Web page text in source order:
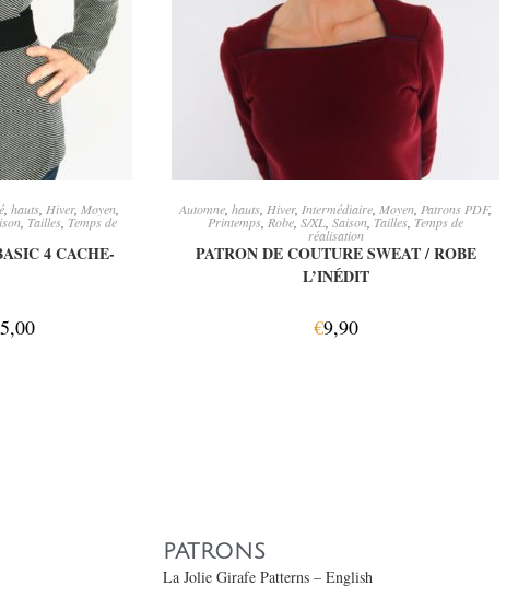
hauts Hiver, Moyen
Tailles Temps de
4 CACHE-
CHOIX DES OPTIONS
Automne hauts Hiver, Intermédiaire Moyen Patrons PDF,
Printemps Robe, S/XL Saison ,Tailles Temps de
réalisation
PATRON DE COUTURE SWEAT / ROBE
L’INÉDIT
€9,90
PATRONS
La Jolie Girafe Patterns – English